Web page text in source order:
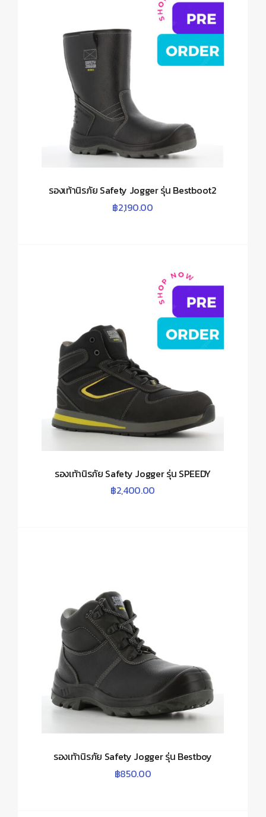
รองเท้านิรภัย Safety Jogger รุ่น Bestboot2
฿2,190.00
รองเท้านิรภัย Safety Jogger รุ่น SPEEDY
฿2,400.00
รองเท้านิรภัย Safety Jogger รุ่น Bestboy
฿850.00